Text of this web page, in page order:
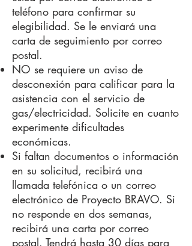
teléfono para confirmar su
elegibilidad. Se le enviará una
carta de seguimiento por correo
postal.
NO se requiere un aviso de
desconexión para calificar para la
asistencia con el servicio de
gas/electricidad. Solicite en cuanto
experimente dificultades
económicas.
Si faltan documentos o información
en su solicitud, recibirá una
llamada telefónica o un correo
electrónico de Proyecto BRAVO. Si
no responde en dos semanas,
recibirá una carta por correo
postal. Tendrá hasta 30 días para